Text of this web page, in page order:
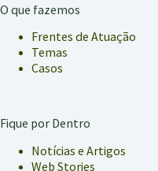
O que fazemos
Frentes de Atuação
Temas
Casos
Fique por Dentro
Notícias e Artigos
Web Stories